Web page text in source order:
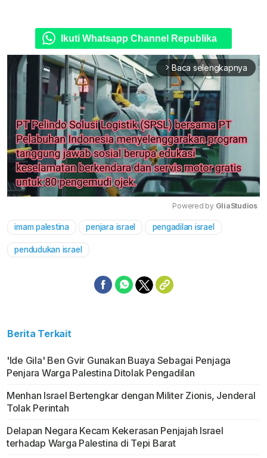
Ikuti Whatsapp Channel Republika
arrow_forward_ios Baca selengkapnya
Mute
Powered by GliaStudios
imam palestina penjara israel pengadilan israel
pendudukan israel
Berita Terkait
'Ide Gila' Ben Gvir Gunakan Buaya Sebagai Penjaga
Penjara Warga Palestina Ditolak Pengadilan
Menhan Israel Bertengkar dengan Militer Zionis, Jenderal
Tolak Perintah
Delapan Negara Kecam Kekerasan Penjajah Israel
terhadap Warga Palestina di Tepi Barat